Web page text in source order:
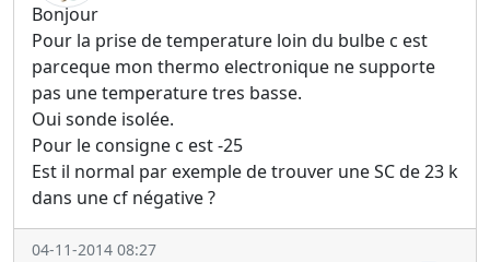
Bonjour
Pour la prise de temperature loin du bulbe c est
parceque mon thermo electronique ne supporte
pas une temperature tres basse.
Oui sonde isolée.
Pour le consigne c est -25
Est il normal par exemple de trouver une SC de 23 k
dans une cf négative ?
04-11-2014 08:27